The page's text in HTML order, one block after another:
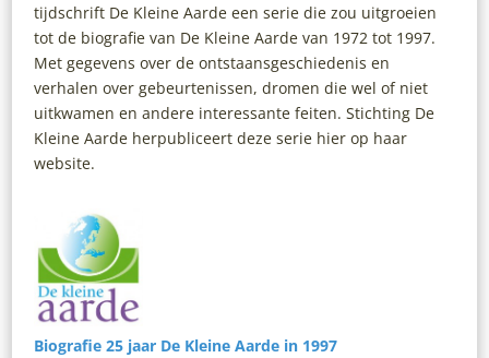
tijdschrift De Kleine Aarde een serie die zou uitgroeien
tot de biografie van De Kleine Aarde van 1972 tot 1997.
Met gegevens over de ontstaansgeschiedenis en
verhalen over gebeurtenissen, dromen die wel of niet
uitkwamen en andere interessante feiten. Stichting De
Kleine Aarde herpubliceert deze serie hier op haar
website.
Biografie 25 jaar De Kleine Aarde in 1997